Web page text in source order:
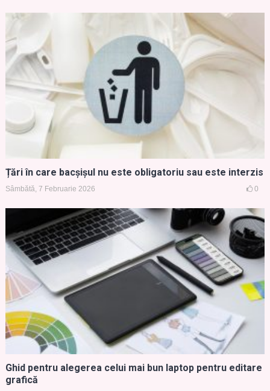
Țări în care bacșișul nu este obligatoriu sau este interzis
Sâmbătă, 7 Februarie 2026 0
Ghid pentru alegerea celui mai bun laptop pentru editare
grafică